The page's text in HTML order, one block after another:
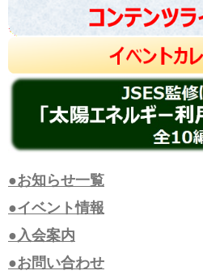
●お知らせ一覧
●イベント情報
●入会案内
●お問い合わせ